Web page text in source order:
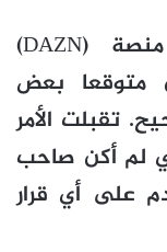
وقال توتي في حوار مع منصة (DAZN)
متوقعا بعض
تقبلت الأمر
لم أكن صاحب
على أي قرار